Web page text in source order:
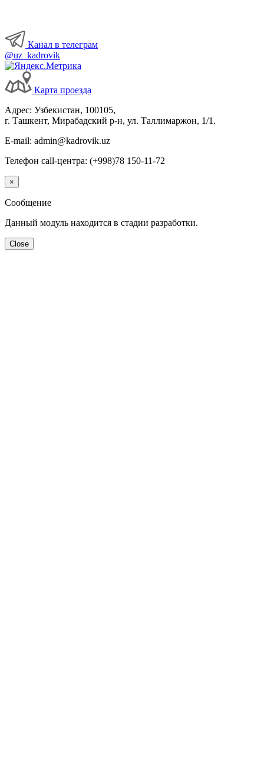
Канал в телеграм
@uz_kadrovik
Карта проезда
Адрес: Узбекистан, 100105,
г. Ташкент, Мирабадский р-н, ул. Таллимаржон, 1/1.
E-mail: admin@kadrovik.uz
Телефон call-центра: (+998)78 150-11-72
×
Сообщение
Данный модуль находится в стадии разработки.
Close